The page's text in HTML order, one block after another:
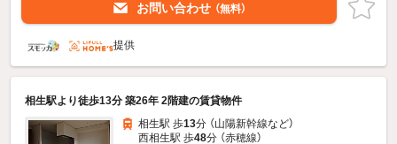
お問い合わせ （無料）
提供
相生駅より徒歩13分 築26年 2階建の賃貸物件
相生駅 歩13分 （山陽新幹線など）
西相生駅 歩48分 （赤穂線）